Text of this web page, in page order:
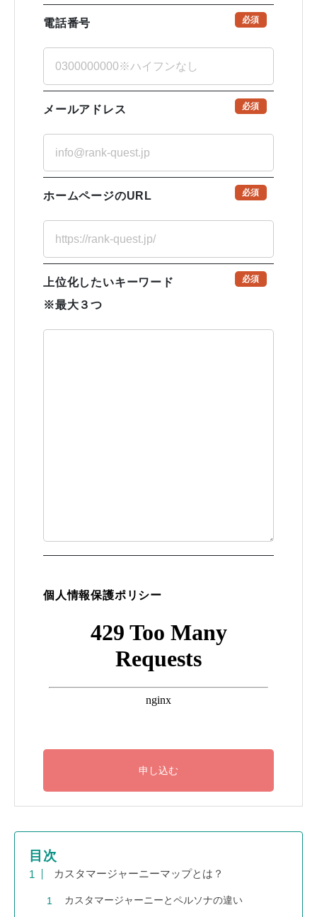
電話番号 必須
メールアドレス 必須
ホームページのURL 必須
上位化したいキーワード
※最大３つ
必須
個人情報保護ポリシー
目次
カスタマージャーニーマップとは？
カスタマージャーニーとペルソナの違い